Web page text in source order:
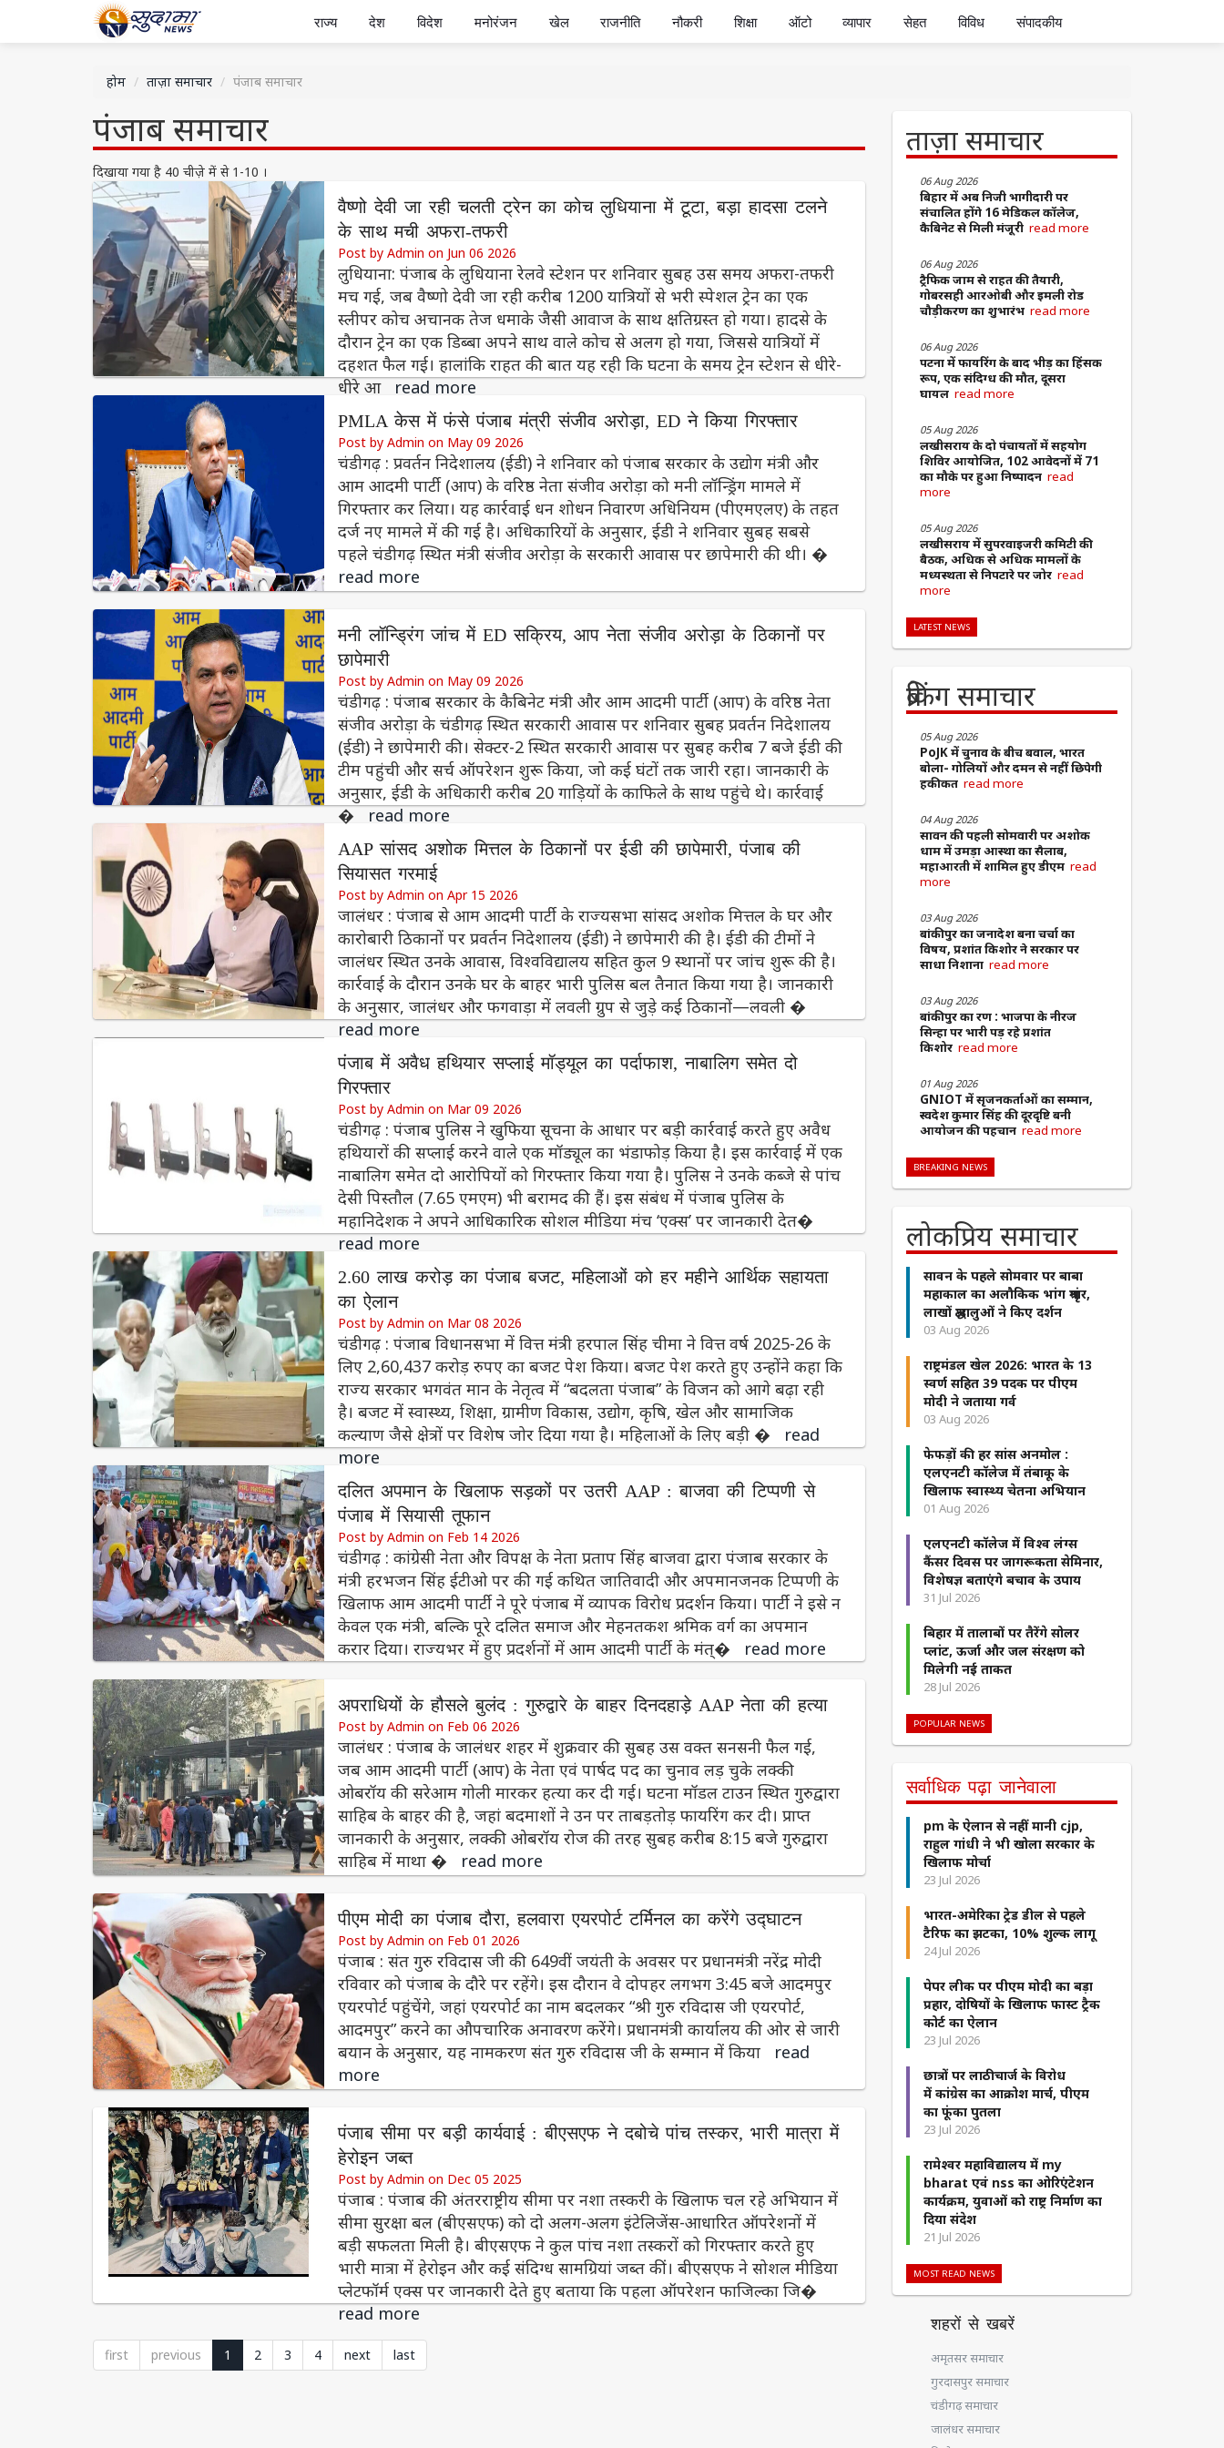
राज्य देश विदेश मनोरंजन खेल राजनीति नौकरी शिक्षा ऑटो व्यापार सेहत विविध संपादकीय
होम ताज़ा समाचार पंजाब समाचार
पंजाब समाचार
दिखाया गया है 40 चीज़े में से 1-10 ।
वैष्णो देवी जा रही चलती ट्रेन का कोच लुधियाना में टूटा, बड़ा हादसा टलने
के साथ मची अफरा-तफरी
Post by Admin on Jun 06 2026
लुधियाना: पंजाब के लुधियाना रेलवे स्टेशन पर शनिवार सुबह उस समय अफरा-तफरी
मच गई, जब वैष्णो देवी जा रही करीब 1200 यात्रियों से भरी स्पेशल ट्रेन का एक
स्लीपर कोच अचानक तेज धमाके जैसी आवाज के साथ क्षतिग्रस्त हो गया। हादसे के
दौरान ट्रेन का एक डिब्बा अपने साथ वाले कोच से अलग हो गया, जिससे यात्रियों में
दहशत फैल गई। हालांकि राहत की बात यह रही कि घटना के समय ट्रेन स्टेशन से धीरे-
धीरे आ read more
PMLA केस में फंसे पंजाब मंत्री संजीव अरोड़ा, ED ने किया गिरफ्तार
Post by Admin on May 09 2026
चंडीगढ़ : प्रवर्तन निदेशालय (ईडी) ने शनिवार को पंजाब सरकार के उद्योग मंत्री और
आम आदमी पार्टी (आप) के वरिष्ठ नेता संजीव अरोड़ा को मनी लॉन्ड्रिंग मामले में
गिरफ्तार कर लिया। यह कार्रवाई धन शोधन निवारण अधिनियम (पीएमएलए) के तहत
दर्ज नए मामले में की गई है। अधिकारियों के अनुसार, ईडी ने शनिवार सुबह सबसे
पहले चंडीगढ़ स्थित मंत्री संजीव अरोड़ा के सरकारी आवास पर छापेमारी की थी। �
read more
मनी लॉन्ड्रिंग जांच में ED सक्रिय, आप नेता संजीव अरोड़ा के ठिकानों पर
छापेमारी
Post by Admin on May 09 2026
चंडीगढ़ : पंजाब सरकार के कैबिनेट मंत्री और आम आदमी पार्टी (आप) के वरिष्ठ नेता
संजीव अरोड़ा के चंडीगढ़ स्थित सरकारी आवास पर शनिवार सुबह प्रवर्तन निदेशालय
(ईडी) ने छापेमारी की। सेक्टर-2 स्थित सरकारी आवास पर सुबह करीब 7 बजे ईडी की
टीम पहुंची और सर्च ऑपरेशन शुरू किया, जो कई घंटों तक जारी रहा। जानकारी के
अनुसार, ईडी के अधिकारी करीब 20 गाड़ियों के काफिले के साथ पहुंचे थे। कार्रवाई
� read more
AAP सांसद अशोक मित्तल के ठिकानों पर ईडी की छापेमारी, पंजाब की
सियासत गरमाई
Post by Admin on Apr 15 2026
जालंधर : पंजाब से आम आदमी पार्टी के राज्यसभा सांसद अशोक मित्तल के घर और
कारोबारी ठिकानों पर प्रवर्तन निदेशालय (ईडी) ने छापेमारी की है। ईडी की टीमों ने
जालंधर स्थित उनके आवास, विश्वविद्यालय सहित कुल 9 स्थानों पर जांच शुरू की है।
कार्रवाई के दौरान उनके घर के बाहर भारी पुलिस बल तैनात किया गया है। जानकारी
के अनुसार, जालंधर और फगवाड़ा में लवली ग्रुप से जुड़े कई ठिकानों—लवली �
read more
पंजाब में अवैध हथियार सप्लाई मॉड्यूल का पर्दाफाश, नाबालिग समेत दो
गिरफ्तार
Post by Admin on Mar 09 2026
चंडीगढ़ : पंजाब पुलिस ने खुफिया सूचना के आधार पर बड़ी कार्रवाई करते हुए अवैध
हथियारों की सप्लाई करने वाले एक मॉड्यूल का भंडाफोड़ किया है। इस कार्रवाई में एक
नाबालिग समेत दो आरोपियों को गिरफ्तार किया गया है। पुलिस ने उनके कब्जे से पांच
देसी पिस्तौल (7.65 एमएम) भी बरामद की हैं। इस संबंध में पंजाब पुलिस के
महानिदेशक ने अपने आधिकारिक सोशल मीडिया मंच ‘एक्स’ पर जानकारी देत�
read more
2.60 लाख करोड़ का पंजाब बजट, महिलाओं को हर महीने आर्थिक सहायता
का ऐलान
Post by Admin on Mar 08 2026
चंडीगढ़ : पंजाब विधानसभा में वित्त मंत्री हरपाल सिंह चीमा ने वित्त वर्ष 2025-26 के
लिए 2,60,437 करोड़ रुपए का बजट पेश किया। बजट पेश करते हुए उन्होंने कहा कि
राज्य सरकार भगवंत मान के नेतृत्व में “बदलता पंजाब” के विजन को आगे बढ़ा रही
है। बजट में स्वास्थ्य, शिक्षा, ग्रामीण विकास, उद्योग, कृषि, खेल और सामाजिक
कल्याण जैसे क्षेत्रों पर विशेष जोर दिया गया है। महिलाओं के लिए बड़ी � read
more
दलित अपमान के खिलाफ सड़कों पर उतरी AAP : बाजवा की टिप्पणी से
पंजाब में सियासी तूफान
Post by Admin on Feb 14 2026
चंडीगढ़ : कांग्रेसी नेता और विपक्ष के नेता प्रताप सिंह बाजवा द्वारा पंजाब सरकार के
मंत्री हरभजन सिंह ईटीओ पर की गई कथित जातिवादी और अपमानजनक टिप्पणी के
खिलाफ आम आदमी पार्टी ने पूरे पंजाब में व्यापक विरोध प्रदर्शन किया। पार्टी ने इसे न
केवल एक मंत्री, बल्कि पूरे दलित समाज और मेहनतकश श्रमिक वर्ग का अपमान
करार दिया। राज्यभर में हुए प्रदर्शनों में आम आदमी पार्टी के मंत्� read more
अपराधियों के हौसले बुलंद : गुरुद्वारे के बाहर दिनदहाड़े AAP नेता की हत्या
Post by Admin on Feb 06 2026
जालंधर : पंजाब के जालंधर शहर में शुक्रवार की सुबह उस वक्त सनसनी फैल गई,
जब आम आदमी पार्टी (आप) के नेता एवं पार्षद पद का चुनाव लड़ चुके लक्की
ओबरॉय की सरेआम गोली मारकर हत्या कर दी गई। घटना मॉडल टाउन स्थित गुरुद्वारा
साहिब के बाहर की है, जहां बदमाशों ने उन पर ताबड़तोड़ फायरिंग कर दी। प्राप्त
जानकारी के अनुसार, लक्की ओबरॉय रोज की तरह सुबह करीब 8:15 बजे गुरुद्वारा
साहिब में माथा � read more
पीएम मोदी का पंजाब दौरा, हलवारा एयरपोर्ट टर्मिनल का करेंगे उद्घाटन
Post by Admin on Feb 01 2026
पंजाब : संत गुरु रविदास जी की 649वीं जयंती के अवसर पर प्रधानमंत्री नरेंद्र मोदी
रविवार को पंजाब के दौरे पर रहेंगे। इस दौरान वे दोपहर लगभग 3:45 बजे आदमपुर
एयरपोर्ट पहुंचेंगे, जहां एयरपोर्ट का नाम बदलकर “श्री गुरु रविदास जी एयरपोर्ट,
आदमपुर” करने का औपचारिक अनावरण करेंगे। प्रधानमंत्री कार्यालय की ओर से जारी
बयान के अनुसार, यह नामकरण संत गुरु रविदास जी के सम्मान में किया read
more
पंजाब सीमा पर बड़ी कार्यवाई : बीएसएफ ने दबोचे पांच तस्कर, भारी मात्रा में
हेरोइन जब्त
Post by Admin on Dec 05 2025
पंजाब : पंजाब की अंतरराष्ट्रीय सीमा पर नशा तस्करी के खिलाफ चल रहे अभियान में
सीमा सुरक्षा बल (बीएसएफ) को दो अलग-अलग इंटेलिजेंस-आधारित ऑपरेशनों में
बड़ी सफलता मिली है। बीएसएफ ने कुल पांच नशा तस्करों को गिरफ्तार करते हुए
भारी मात्रा में हेरोइन और कई संदिग्ध सामग्रियां जब्त कीं। बीएसएफ ने सोशल मीडिया
प्लेटफॉर्म एक्स पर जानकारी देते हुए बताया कि पहला ऑपरेशन फाजिल्का जि�
read more
first previous 1 2 3 4 next last
ताज़ा समाचार
06 Aug 2026
बिहार में अब निजी भागीदारी पर
संचालित होंगे 16 मेडिकल कॉलेज,
कैबिनेट से मिली मंजूरी read more
06 Aug 2026
ट्रैफिक जाम से राहत की तैयारी,
गोबरसही आरओबी और इमली रोड
चौड़ीकरण का शुभारंभ read more
06 Aug 2026
पटना में फायरिंग के बाद भीड़ का हिंसक
रूप, एक संदिग्ध की मौत, दूसरा
घायल read more
05 Aug 2026
लखीसराय के दो पंचायतों में सहयोग
शिविर आयोजित, 102 आवेदनों में 71
का मौके पर हुआ निष्पादन read
more
05 Aug 2026
लखीसराय में सुपरवाइजरी कमिटी की
बैठक, अधिक से अधिक मामलों के
मध्यस्थता से निपटारे पर जोर read
more
LATEST NEWS
ब्रेकिंग समाचार
05 Aug 2026
PoJK में चुनाव के बीच बवाल, भारत
बोला- गोलियों और दमन से नहीं छिपेगी
हकीकत read more
04 Aug 2026
सावन की पहली सोमवारी पर अशोक
धाम में उमड़ा आस्था का सैलाब,
महाआरती में शामिल हुए डीएम read
more
03 Aug 2026
बांकीपुर का जनादेश बना चर्चा का
विषय, प्रशांत किशोर ने सरकार पर
साधा निशाना read more
03 Aug 2026
बांकीपुर का रण : भाजपा के नीरज
सिन्हा पर भारी पड़ रहे प्रशांत
किशोर read more
01 Aug 2026
GNIOT में सृजनकर्ताओं का सम्मान,
स्वदेश कुमार सिंह की दूरदृष्टि बनी
आयोजन की पहचान read more
BREAKING NEWS
लोकप्रिय समाचार
सावन के पहले सोमवार पर बाबा
महाकाल का अलौकिक भांग श्रृंगार,
लाखों श्रद्धालुओं ने किए दर्शन
03 Aug 2026
राष्ट्रमंडल खेल 2026: भारत के 13
स्वर्ण सहित 39 पदक पर पीएम
मोदी ने जताया गर्व
03 Aug 2026
फेफड़ों की हर सांस अनमोल :
एलएनटी कॉलेज में तंबाकू के
खिलाफ स्वास्थ्य चेतना अभियान
01 Aug 2026
एलएनटी कॉलेज में विश्व लंग्स
कैंसर दिवस पर जागरूकता सेमिनार,
विशेषज्ञ बताएंगे बचाव के उपाय
31 Jul 2026
बिहार में तालाबों पर तैरेंगे सोलर
प्लांट, ऊर्जा और जल संरक्षण को
मिलेगी नई ताकत
28 Jul 2026
POPULAR NEWS
सर्वाधिक पढ़ा जानेवाला
pm के ऐलान से नहीं मानी cjp,
राहुल गांधी ने भी खोला सरकार के
खिलाफ मोर्चा
23 Jul 2026
भारत-अमेरिका ट्रेड डील से पहले
टैरिफ का झटका, 10% शुल्क लागू
24 Jul 2026
पेपर लीक पर पीएम मोदी का बड़ा
प्रहार, दोषियों के खिलाफ फास्ट ट्रैक
कोर्ट का ऐलान
23 Jul 2026
छात्रों पर लाठीचार्ज के विरोध
में कांग्रेस का आक्रोश मार्च, पीएम
का फूंका पुतला
23 Jul 2026
रामेश्वर महाविद्यालय में my
bharat एवं nss का ओरिएंटेशन
कार्यक्रम, युवाओं को राष्ट्र निर्माण का
दिया संदेश
21 Jul 2026
MOST READ NEWS
शहरों से खबरें
अमृतसर समाचार
गुरदासपुर समाचार
चंडीगढ़ समाचार
जालंधर समाचार